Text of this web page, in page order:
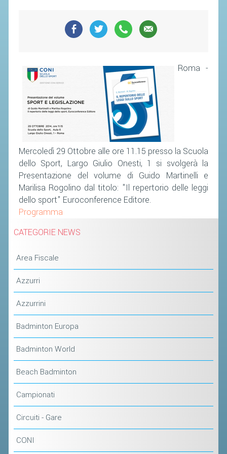
Roma -
Mercoledì 29 Ottobre alle ore 11.15 presso la Scuola
dello Sport, Largo Giulio Onesti, 1 si svolgerà la
Presentazione del volume di Guido Martinelli e
Marilisa Rogolino dal titolo: "Il repertorio delle leggi
dello sport" Euroconference Editore.
Programma
CATEGORIE NEWS
Area Fiscale
Azzurri
Azzurrini
Badminton Europa
Badminton World
Beach Badminton
Campionati
Circuiti - Gare
CONI
CONTATTI
AVVISI E BANDI
RESPONSABILITÀ SOCIALE
SAFEGUARDING
RICHIESTA PATROCINIO
GIUSTIZIA FEDERALE
REGOLAMENTI
PROVVEDIMENTI
ORGANI DI GIUSTIZIA FEDERALE
CTF – PALABADMINTON
CENTRI TECNICI TERRITORIALI
TESSERAMENTO
AFFILIAZIONE E TESSERAMENTO